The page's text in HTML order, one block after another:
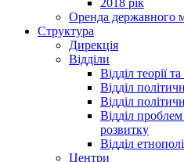
2018 рік
Оренда державного
Структура
Дирекція
Відділи
Відділ теорії
Відділ
Відділ
Відділ
розвитку
Відділ
Центри